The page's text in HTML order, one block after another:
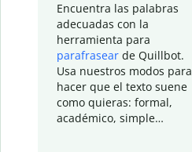
Encuentra las palabras
adecuadas con la
herramienta para
parafrasear de Quillbot.
Usa nuestros modos para
hacer que el texto suene
como quieras: formal,
académico, simple…